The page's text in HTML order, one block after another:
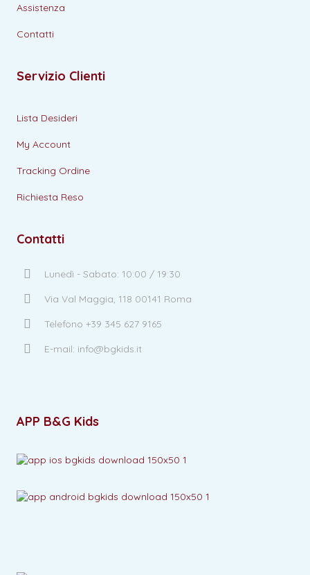
Assistenza
Contatti
Servizio Clienti
Lista Desideri
My Account
Tracking Ordine
Richiesta Reso
Contatti
Lunedì - Sabato: 10:00 / 19:30
Via Val Maggia, 118 00141 Roma
Telefono +39 345 627 9165
E-mail: info@bgkids.it
APP B&G Kids